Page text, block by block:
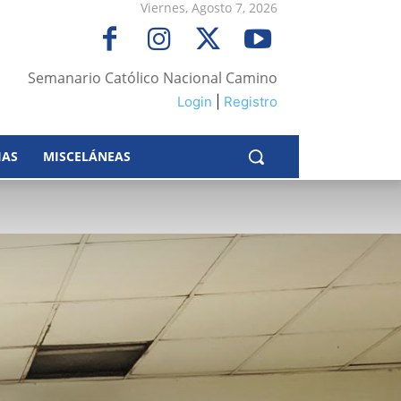
Viernes, Agosto 7, 2026
Semanario Católico Nacional Camino
Login Registro
MISCELÁNEAS